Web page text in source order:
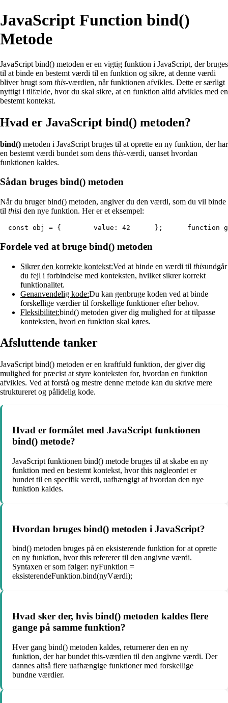
JavaScript Function bind()
Metode
JavaScript bind() metoden er en vigtig funktion i JavaScript, der bruges
til at binde en bestemt værdi til en funktion og sikre, at denne værdi
bliver brugt som this-værdien, når funktionen afvikles. Dette er særligt
nyttigt i tilfælde, hvor du skal sikre, at en funktion altid afvikles med en
bestemt kontekst.
Hvad er JavaScript bind() metoden?
bind() metoden i JavaScript bruges til at oprette en ny funktion, der har
en bestemt værdi bundet som dens this-værdi, uanset hvordan
funktionen kaldes.
Sådan bruges bind() metoden
Når du bruger bind() metoden, angiver du den værdi, som du vil binde
til thisi den nye funktion. Her er et eksempel:
const obj = {        value: 42      };
Fordele ved at bruge bind() metoden
Sikrer den korrekte kontekst:Ved at binde en værdi til thisundgår
du fejl i forbindelse med konteksten, hvilket sikrer korrekt
funktionalitet.
Genanvendelig kode:Du kan genbruge koden ved at binde
forskellige værdier til forskellige funktioner efter behov.
Fleksibilitet:bind() metoden giver dig mulighed for at tilpasse
konteksten, hvori en funktion skal køres.
Afsluttende tanker
JavaScript bind() metoden er en kraftfuld funktion, der giver dig
mulighed for præcist at styre konteksten for, hvordan en funktion
afvikles. Ved at forstå og mestre denne metode kan du skrive mere
struktureret og pålidelig kode.
Hvad er formålet med JavaScript funktionen
bind() metode?
JavaScript funktionen bind() metode bruges til at skabe en ny
funktion med en bestemt kontekst, hvor this nøgleordet er
bundet til en specifik værdi, uafhængigt af hvordan den nye
funktion kaldes.
Hvordan bruges bind() metoden i JavaScript?
bind() metoden bruges på en eksisterende funktion for at oprette
en ny funktion, hvor this refererer til den angivne værdi.
Syntaxen er som følger: nyFunktion =
eksisterendeFunktion.bind(nyVærdi);
Hvad sker der, hvis bind() metoden kaldes flere
gange på samme funktion?
Hver gang bind() metoden kaldes, returnerer den en ny
funktion, der har bundet this-værdien til den angivne værdi. Der
dannes altså flere uafhængige funktioner med forskellige
bundne værdier.